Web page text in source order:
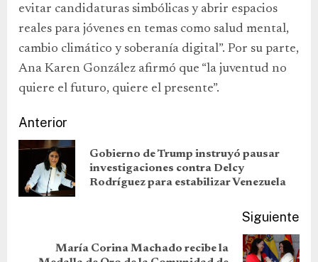
evitar candidaturas simbólicas y abrir espacios
reales para jóvenes en temas como salud mental,
cambio climático y soberanía digital”. Por su parte,
Ana Karen González afirmó que “la juventud no
quiere el futuro, quiere el presente”.
Anterior
Gobierno de Trump instruyó pausar
investigaciones contra Delcy
Rodríguez para estabilizar Venezuela
Siguiente
María Corina Machado recibe la